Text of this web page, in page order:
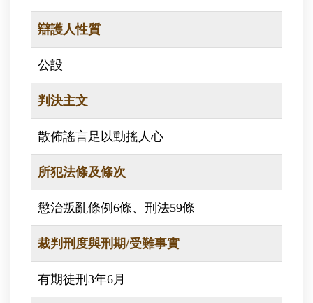
辯護人性質
公設
判決主文
散佈謠言足以動搖人心
所犯法條及條次
懲治叛亂條例6條、刑法59條
裁判刑度與刑期/受難事實
有期徒刑3年6月